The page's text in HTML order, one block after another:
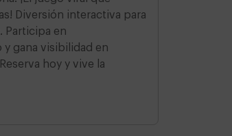
Diversión interactiva para
Participa en
y gana visibilidad en
hoy y vive la